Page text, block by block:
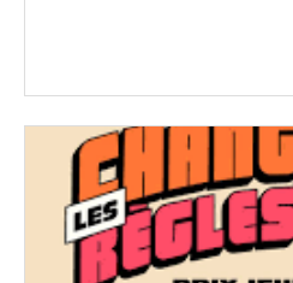
Image
couverture
(conseillée)